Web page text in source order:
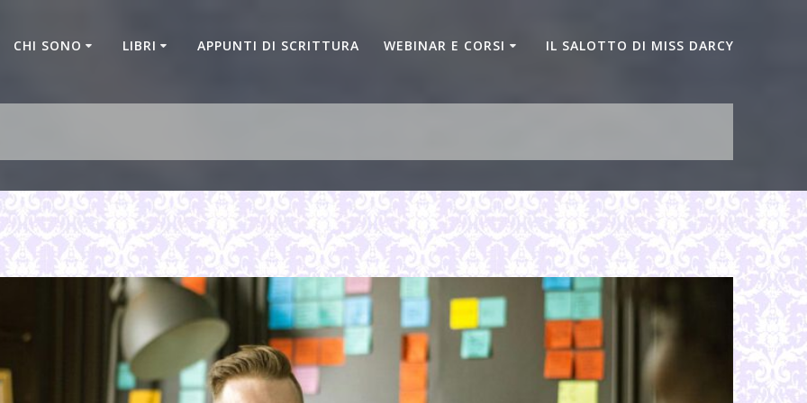
CHI SONO LIBRI APPUNTI DI SCRITTURA WEBINAR E CORSI IL SALOTTO DI MISS DARCY